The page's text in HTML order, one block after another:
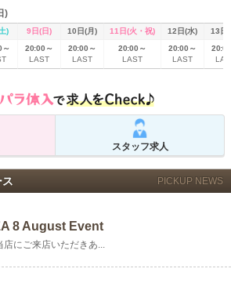
)
) 9日(日) 10日(月) 11日(火・祝) 12日(水)
13日
～
20:00～
LAST
20:00～
LAST
20:00～
LAST
20:00～
LAST
スタッフ求人
PICKUP NEWS
8 August Event
店にご来店いただきあ...